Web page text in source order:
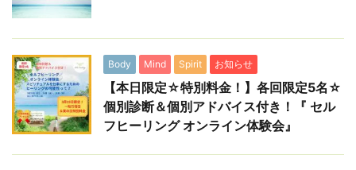
Body Mind Spirit お知らせ
【本日限定☆特別料金！】各回限定5名☆
個別診断＆個別アドバイス付き！『 セル
フヒーリング オンライン体験会』